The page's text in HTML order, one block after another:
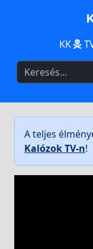
KK
A teljes
Kalózok TV-n!